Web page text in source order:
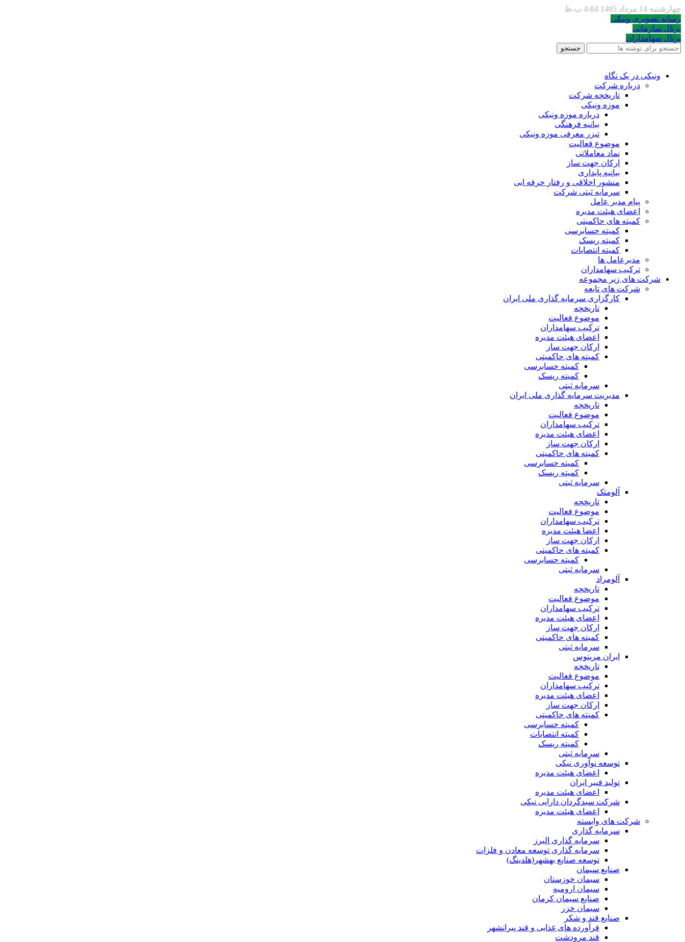
چهارشنبه 14 مرداد 1405 4:04 ب.ظ
رسانه تصویری ونیکی
پرتال سازمانی
پرتال سهامداران
جستجو
ونیکی در یک نگاه
درباره شرکت
تاریخچه شرکت
موزه ونیکی
درباره موزه ونیکی
بیانیه فرهنگی
تیزر معرفی موزه ونیکی
موضوع فعالیت
نماد معاملاتی
ارکان جهت ساز
بیانیه پایداری
منشور اخلاقی و رفتار حرفه ایی
سرمایه ثبتی شرکت
پیام مدیر عامل
اعضای هیئت مدیره
کمیته های حاکمیتی
کمیته حسابرسی
کمیته ریسک
کمیته انتصابات
مدیرعامل ها
ترکیب سهامداران
شرکت های زیر مجموعه
شرکت های تابعه
کارگزاری سرمایه گذاری ملی ایران
تاریخچه
موضوع فعالیت
ترکیب سهامداران
اعضای هیئت مدیره
ارکان جهت ساز
کمیته های حاکمیتی
کمیته حسابرسی
کمیته ریسک
سرمایه ثبتی
مدیریت سرمایه گذاری ملی ایران
تاریخچه
موضوع فعالیت
ترکیب سهامداران
اعضای هیئت مدیره
ارکان جهت ساز
کمیته های حاکمیتی
کمیته حسابرسی
کمیته ریسک
سرمایه ثبتی
آلومتک
تاریخچه
موضوع فعالیت
ترکیب سهامداران
اعضا هیئت مدیره
ارکان جهت ساز
کمیته های حاکمیتی
کمیته حسابرسی
سرمایه ثبتی
آلومراد
تاریخچه
موضوع فعالیت
ترکیب سهامداران
اعضای هیئت مدیره
ارکان جهت ساز
کمیته های حاکمیتی
سرمایه ثبتی
ایران مرینوس
تاریخچه
موضوع فعالیت
ترکیب سهامداران
اعضای هیئت مدیره
ارکان جهت ساز
کمیته های حاکمیتی
کمیته حسابرسی
کمیته انتصابات
کمیته ریسک
سرمایه ثبتی
توسعه نوآوری نیکی
اعضای هیئت مدیره
تولید فیبر ایران
اعضای هیئت مدیره
شرکت سبدگردان دارایی نیکی
اعضای هیئت مدیره
شرکت های وابسته
سرمایه گذاری
سرمایه گذاری البرز
سرمایه گذاری توسعه معادن و فلزات
توسعه‌ صنایع‌ بهشهر(هلدینگ)
صنایع سیمان
سیمان خوزستان
سیمان ارومیه
صنایع سیمان کرمان
سیمان خزر
صنایع قند و شکر
فرآورده های غذایی و قند پیرانشهر
قند مرودشت